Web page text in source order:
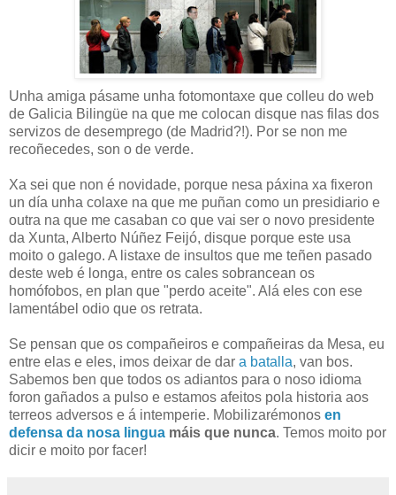
Unha amiga pásame unha fotomontaxe que colleu do web
de Galicia Bilingüe na que me colocan disque nas filas dos
servizos de desemprego (de Madrid?!). Por se non me
recoñecedes, son o de verde.
Xa sei que non é novidade, porque nesa páxina xa fixeron
un día unha colaxe na que me puñan como un presidiario e
outra na que me casaban co que vai ser o novo presidente
da Xunta, Alberto Núñez Feijó, disque porque este usa
moito o galego. A listaxe de insultos que me teñen pasado
deste web é longa, entre os cales sobrancean os
homófobos, en plan que "perdo aceite". Alá eles con ese
lamentábel odio que os retrata.
Se pensan que os compañeiros e compañeiras da Mesa, eu
entre elas e eles, imos deixar de dar a batalla, van bos.
Sabemos ben que todos os adiantos para o noso idioma
foron gañados a pulso e estamos afeitos pola historia aos
terreos adversos e á intemperie. Mobilizarémonos en
defensa da nosa lingua máis que nunca. Temos moito por
dicir e moito por facer!